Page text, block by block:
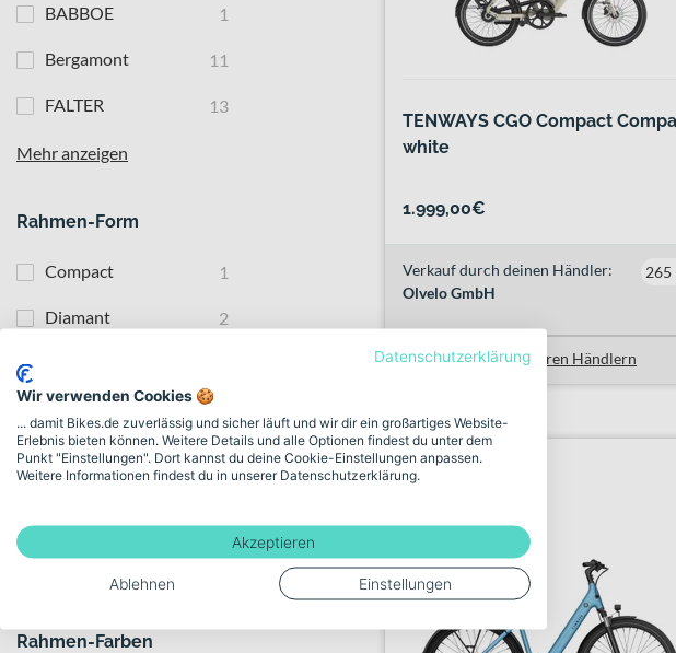
BABBOE 1
Bergamont 11
FALTER 13
Mehr anzeigen
Rahmen-Form
Compact 1
Diamant 2
Laufradgröße
20 Zoll 1
28 Zoll 3
Rahmen-Farben
TENWAYS CGO Compact
white
1.999,00€
Verkauf durch deinen Händler:
Olvelo GmbH
265
Erhältlich bei8 weiteren Händlern
Datenschutzerklärung
Wir verwenden Cookies 🍪
... damit Bikes.de zuverlässig und sicher läuft und wir dir ein großartiges Website-
Erlebnis bieten können. Weitere Details und alle Optionen findest du unter dem
Punkt "Einstellungen". Dort kannst du deine Cookie-Einstellungen anpassen.
Weitere Informationen findest du in unserer Datenschutzerklärung.
Akzeptieren
Ablehnen Einstellungen